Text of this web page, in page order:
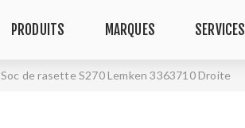
PRODUITS MARQUES SERVICES
Soc de rasette S270 Lemken 3363710 Droite